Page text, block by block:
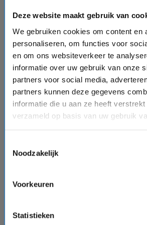
Deze website maakt gebruik van
We gebruiken cookies om content en
personaliseren, om functies voor
en om ons websiteverkeer te
informatie over uw gebruik van onze
partners voor social media,
partners kunnen deze gegevens
informatie die u aan ze heeft
verzameld op basis van uw gebruik
Noodzakelijk
Voorkeuren
Statistieken
8 daagse West-Middellandse Zee
Celebrity Infinity
Celebrity Cruises
eventvan: 15-03-2027 - Tot: 22-03-2027
schedule8 dagen place West-Middellandse Zee
Vaarroute:Barcelona, Dag op Zee, Valletta, Messina,
Dag op Zee, Heraklion, Nafplion,